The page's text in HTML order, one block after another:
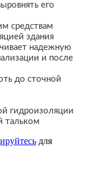
его
средствам
здания
надежную
и после
до сточной
гидроизоляции
тальком
для